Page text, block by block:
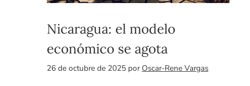
Nicaragua: el modelo
económico se agota
26 de octubre de 2025 por Oscar-Rene Vargas